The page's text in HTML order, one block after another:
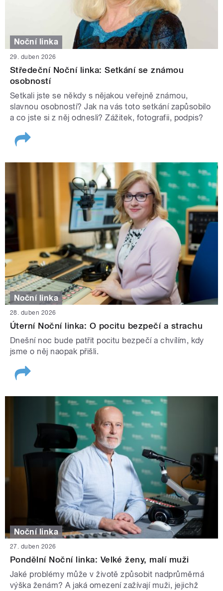
Noční linka
29. duben 2026
Středeční Noční linka: Setkání se známou
osobností
Setkali jste se někdy s nějakou veřejně známou,
slavnou osobností? Jak na vás toto setkání zapůsobilo
a co jste si z něj odnesli? Zážitek, fotografii, podpis?
Noční linka
28. duben 2026
Úterní Noční linka: O pocitu bezpečí a strachu
Dnešní noc bude patřit pocitu bezpečí a chvílím, kdy
jsme o něj naopak přišli.
Noční linka
27. duben 2026
Pondělní Noční linka: Velké ženy, malí muži
Jaké problémy může v životě způsobit nadprůměrná
výška ženám? A jaká omezení zažívají muži, jejichž